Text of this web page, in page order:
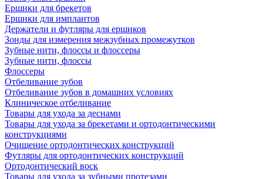
Ершики для брекетов
Ершики для имплантов
Держатели и футляры для ершиков
Зонды для измерения межзубных промежутков
Зубные нити, флоссы и флоссеры
Зубные нити, флоссы
Флоссеры
Отбеливание зубов
Отбеливание зубов в домашних условиях
Клиническое отбеливание
Товары для ухода за деснами
Товары для ухода за брекетами и ортодонтическими
конструкциями
Очищение ортодонтических конструкций
Футляры для ортодонтических конструкций
Ортодонтический воск
Товары для ухода за зубными протезами